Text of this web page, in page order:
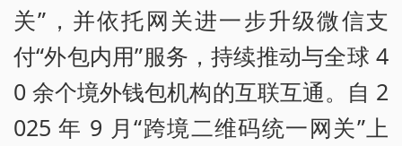
关”，并依托网关进一步升级微信支
付“外包内用”服务，持续推动与全球 4
0 余个境外钱包机构的互联互通。自 2
025 年 9 月“跨境二维码统一网关”上